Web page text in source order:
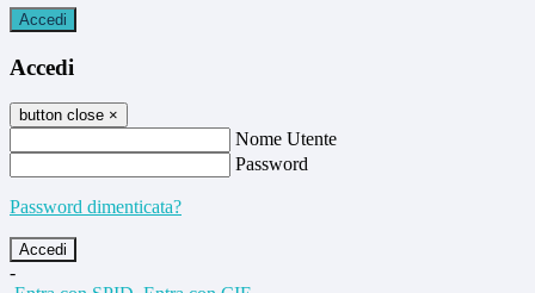
Accedi
Accedi
button close ×
Nome Utente
Password
Password dimenticata?
-